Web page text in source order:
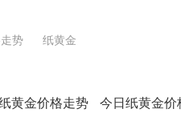
势 纸黄金
黄金价格走势 今日纸黄金价